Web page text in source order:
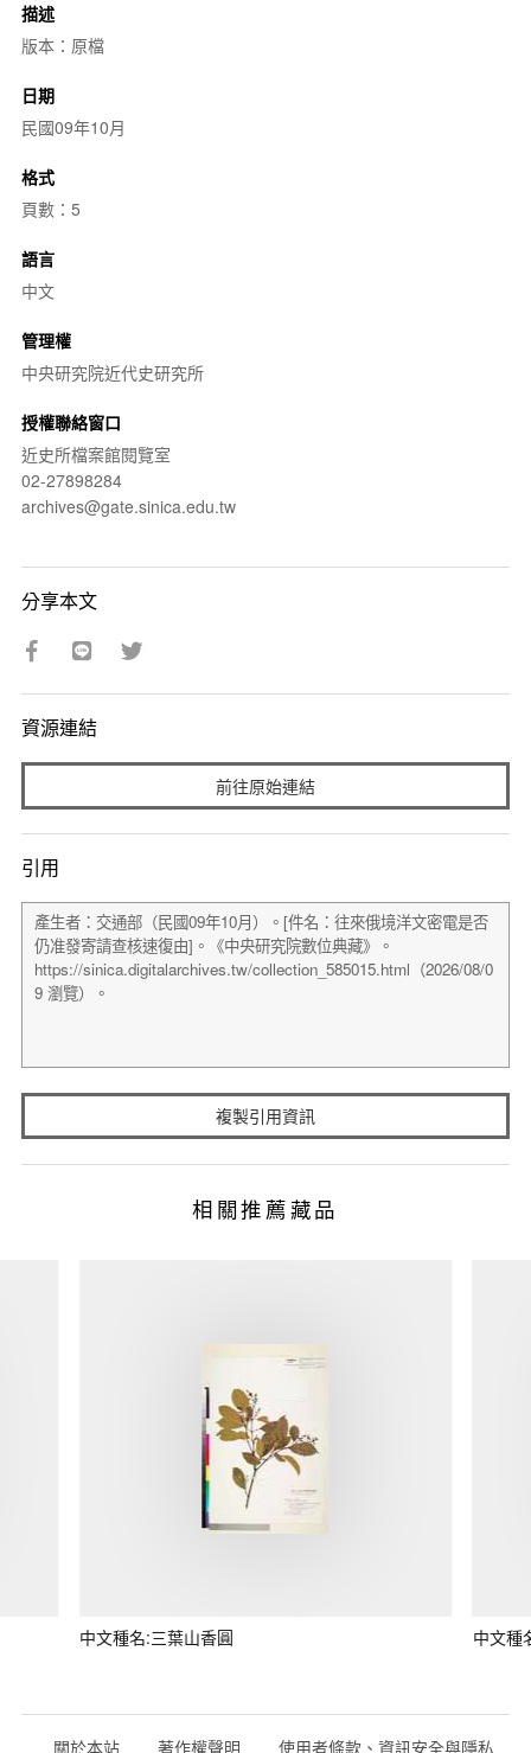
描述
版本：原檔
日期
民國09年10月
格式
頁數：5
語言
中文
管理權
中央研究院近代史研究所
授權聯絡窗口
近史所檔案館閱覽室
02-27898284
archives@gate.sinica.edu.tw
分享本文
資源連結
前往原始連結
引用
複製引用資訊
相關推薦藏品
中文種名:三葉山香圓 中文種
關於本站 著作權聲明 使用者條款、資訊安全與隱私